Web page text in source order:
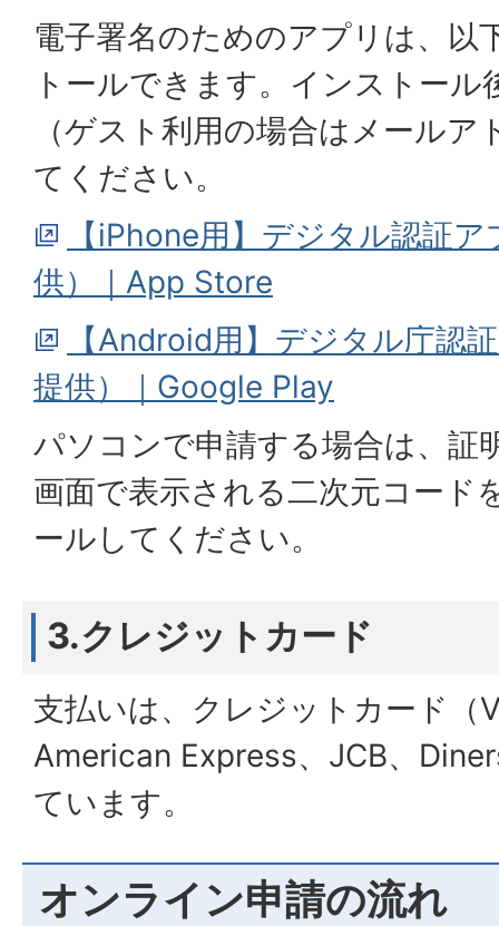
電子署名のためのアプリは、以
トールできます。インストール
（ゲスト利用の場合はメール
てください。
【iPhone用】デジタル認証
供）｜App Store
【​​​​​​​Android用】デジタル庁認
提供）｜Google Play
パソコンで申請する場合は、証
画面で表示される二次元コード
ールしてください。
3.クレジットカード
支払いは、クレジットカード（
American Express、JCB、
ています。
オンライン申請の流れ